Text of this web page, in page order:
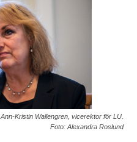
Ann-Kristin Wallengren, vicerektor för LU.
Foto: Alexandra Roslund